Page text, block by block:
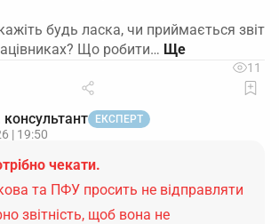
будь ласка, чи приймається звіт
Що робити…
11
ЕКСПЕРТ
| 19:50
чекати.
та ПФУ просить не відправляти
звітність, щоб вона не